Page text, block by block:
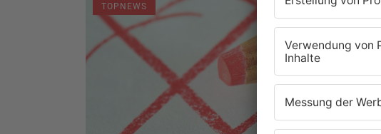
TOPNEWS